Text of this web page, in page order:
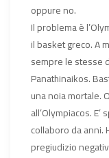
oppure no.
Il problema è
il basket greco. A
sempre le stesse
Panathinaikos.
una noia mortale.
all’Olympiacos.
collaboro da anni.
pregiudizio